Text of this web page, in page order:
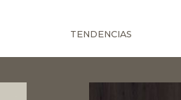
TENDENCIAS